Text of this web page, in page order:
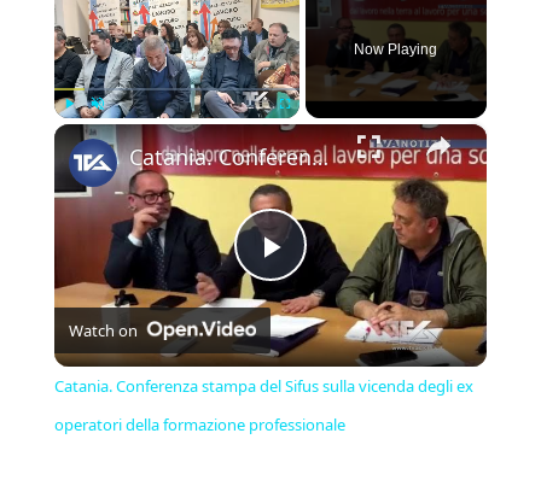
Unmute Fullscreen
Now Playing
×
Play
Video
Catania. Conferenza stampa del Sifus sulla vicenda degli ex operatori della formazione professionale
Watch on
Catania. Conferenza stampa del Sifus sulla vicenda degli ex
operatori della formazione professionale